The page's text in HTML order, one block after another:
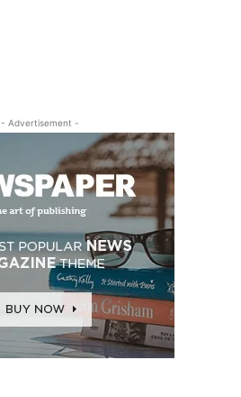
- Advertisement -